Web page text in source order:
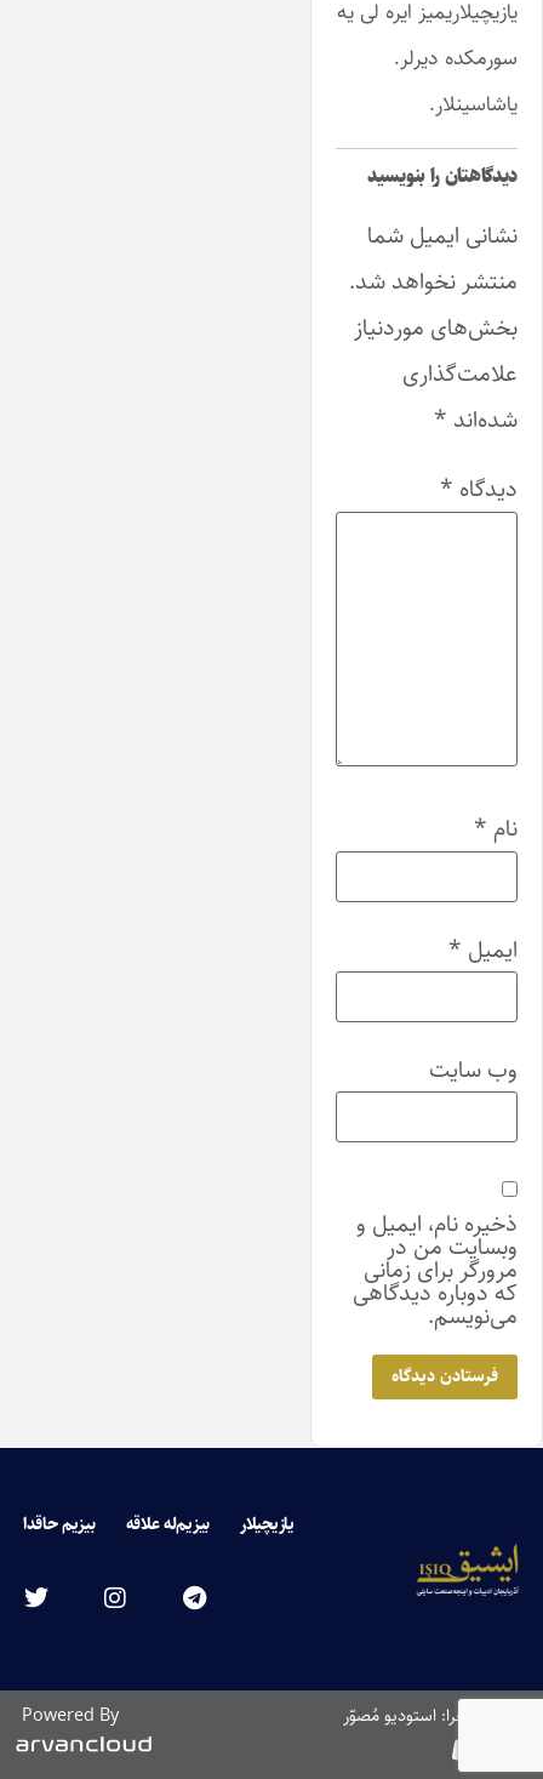
یازیچیلاریمیز ایره لی یه
سورمکده دیرلر.
یاشاسینلار.
دیدگاهتان را بنویسید
نشانی ایمیل شما
منتشر نخواهد شد.
بخش‌های موردنیاز
علامت‌گذاری
شده‌اند *
دیدگاه *
نام *
ایمیل *
وب‌ سایت
ذخیره نام، ایمیل و
وبسایت من در
مرورگر برای زمانی
که دوباره دیدگاهی
می‌نویسم.
یازیچیلار بیزیم‌له علاقه بیزیم حاقدا
طراحی و اجرا: استودیو مُصوّر Powered By